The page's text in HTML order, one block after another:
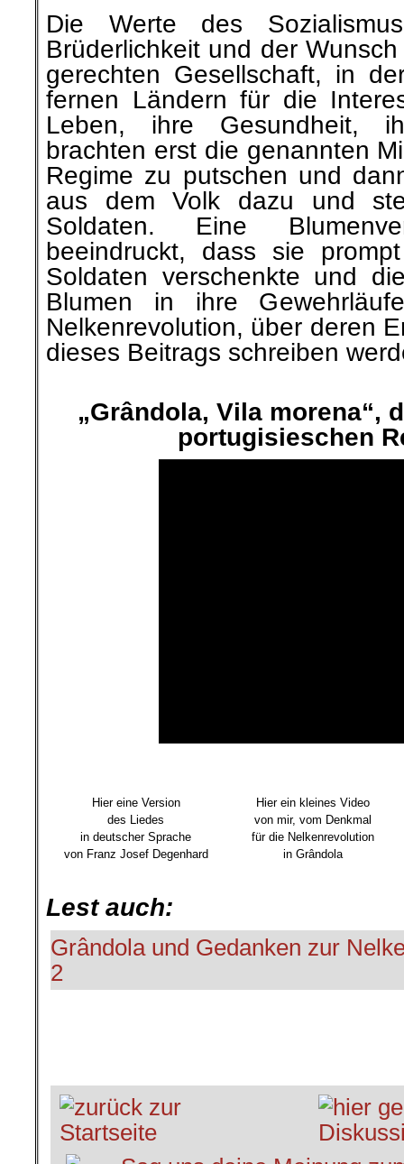
Die Werte des
Brüderlichkeit und der
gerechten Gesellschaft, in
fernen Ländern für die
Leben, ihre Gesundheit,
brachten erst die genannten
Regime zu putschen und
aus dem Volk dazu und
Soldaten. Eine
beeindruckt, dass sie
Soldaten verschenkte und
Blumen in ihre
Nelkenrevolution, über deren
dieses Beitrags schreiben
„Grândola, Vila morena“,
portugisieschen
Hier eine Version
des Liedes
in deutscher Sprache
von Franz Josef Degenhard
Hier ein kleines Video
von mir, vom Denkmal
für die Nelkenrevolution
in Grândola
Lest auch:
Grândola und Gedanken zur
2